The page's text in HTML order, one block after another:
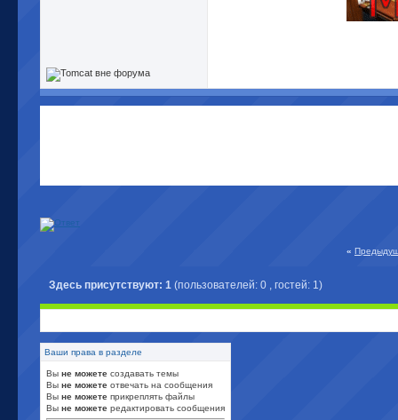
«
Здесь присутствуют: 1 (пользователей: 0 , гостей: 1)
Ваши права в разделе
Вы не можете создавать темы
Вы не можете отвечать на сообщения
Вы не можете прикреплять файлы
Вы не можете редактировать сообщения